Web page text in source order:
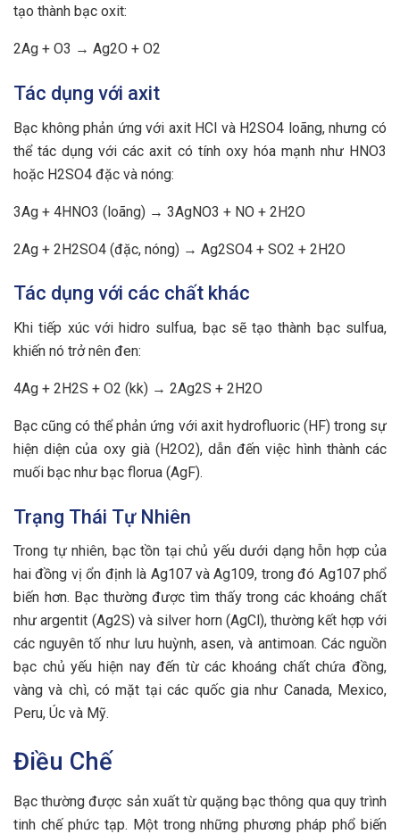
tạo thành bạc oxit:
2Ag + O3 → Ag2O + O2
Tác dụng với axit
Bạc không phản ứng với axit HCl và H2SO4 loãng, nhưng có
thể tác dụng với các axit có tính oxy hóa mạnh như HNO3
hoặc H2SO4 đặc và nóng:
3Ag + 4HNO3 (loãng) → 3AgNO3 + NO + 2H2O
2Ag + 2H2SO4 (đặc, nóng) → Ag2SO4 + SO2 + 2H2O
Tác dụng với các chất khác
Khi tiếp xúc với hidro sulfua, bạc sẽ tạo thành bạc sulfua,
khiến nó trở nên đen:
4Ag + 2H2S + O2 (kk) → 2Ag2S + 2H2O
Bạc cũng có thể phản ứng với axit hydrofluoric (HF) trong sự
hiện diện của oxy già (H2O2), dẫn đến việc hình thành các
muối bạc như bạc florua (AgF).
Trạng Thái Tự Nhiên
Trong tự nhiên, bạc tồn tại chủ yếu dưới dạng hỗn hợp của
hai đồng vị ổn định là Ag107 và Ag109, trong đó Ag107 phổ
biến hơn. Bạc thường được tìm thấy trong các khoáng chất
như argentit (Ag2S) và silver horn (AgCl), thường kết hợp với
các nguyên tố như lưu huỳnh, asen, và antimoan. Các nguồn
bạc chủ yếu hiện nay đến từ các khoáng chất chứa đồng,
vàng và chì, có mặt tại các quốc gia như Canada, Mexico,
Peru, Úc và Mỹ.
Điều Chế
Bạc thường được sản xuất từ quặng bạc thông qua quy trình
tinh chế phức tạp. Một trong những phương pháp phổ biến